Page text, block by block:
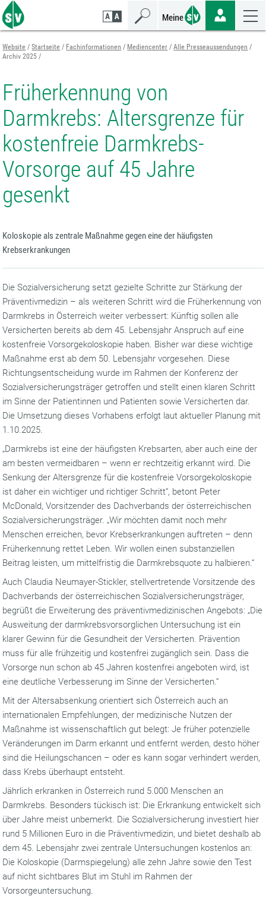
Zum
Seiteninhalt
springen
Zur
Navigation
springen
Zur
Mobilen
Navigation
springen
Website Startseite Fachinformationen Mediencenter
Alle Presseaussendungen
Archiv 2025
Früherkennung von
Darmkrebs: Altersgrenze für
kostenfreie Darmkrebs-
Vorsorge auf 45 Jahre
gesenkt
Koloskopie als zentrale Maßnahme gegen eine der häufigsten
Krebserkrankungen
Die Sozialversicherung setzt gezielte Schritte zur Stärkung der
Präventivmedizin – als weiteren Schritt wird die Früherkennung von
Darmkrebs in Österreich weiter verbessert: Künftig sollen alle
Versicherten bereits ab dem 45. Lebensjahr Anspruch auf eine
kostenfreie Vorsorgekoloskopie haben. Bisher war diese wichtige
Maßnahme erst ab dem 50. Lebensjahr vorgesehen. Diese
Richtungsentscheidung wurde im Rahmen der Konferenz der
Sozialversicherungsträger getroffen und stellt einen klaren Schritt
im Sinne der Patientinnen und Patienten sowie Versicherten dar.
Die Umsetzung dieses Vorhabens erfolgt laut aktueller Planung mit
1.10.2025.
„Darmkrebs ist eine der häufigsten Krebsarten, aber auch eine der
am besten vermeidbaren – wenn er rechtzeitig erkannt wird. Die
Senkung der Altersgrenze für die kostenfreie Vorsorgekoloskopie
ist daher ein wichtiger und richtiger Schritt“, betont Peter
McDonald, Vorsitzender des Dachverbands der österreichischen
Sozialversicherungsträger. „Wir möchten damit noch mehr
Menschen erreichen, bevor Krebserkrankungen auftreten – denn
Früherkennung rettet Leben. Wir wollen einen substanziellen
Beitrag leisten, um mittelfristig die Darmkrebsquote zu halbieren.“
Auch Claudia Neumayer-Stickler, stellvertretende Vorsitzende des
Dachverbands der österreichischen Sozialversicherungsträger,
begrüßt die Erweiterung des präventivmedizinischen Angebots: „Die
Ausweitung der darmkrebsvorsorglichen Untersuchung ist ein
klarer Gewinn für die Gesundheit der Versicherten. Prävention
muss für alle frühzeitig und kostenfrei zugänglich sein. Dass die
Vorsorge nun schon ab 45 Jahren kostenfrei angeboten wird, ist
eine deutliche Verbesserung im Sinne der Versicherten.“
Mit der Altersabsenkung orientiert sich Österreich auch an
internationalen Empfehlungen, der medizinische Nutzen der
Maßnahme ist wissenschaftlich gut belegt: Je früher potenzielle
Veränderungen im Darm erkannt und entfernt werden, desto höher
sind die Heilungschancen – oder es kann sogar verhindert werden,
dass Krebs überhaupt entsteht.
Jährlich erkranken in Österreich rund 5.000 Menschen an
Darmkrebs. Besonders tückisch ist: Die Erkrankung entwickelt sich
über Jahre meist unbemerkt. Die Sozialversicherung investiert hier
rund 5 Millionen Euro in die Präventivmedizin, und bietet deshalb ab
dem 45. Lebensjahr zwei zentrale Untersuchungen kostenlos an:
Die Koloskopie (Darmspiegelung) alle zehn Jahre sowie den Test
auf nicht sichtbares Blut im Stuhl im Rahmen der
Vorsorgeuntersuchung.